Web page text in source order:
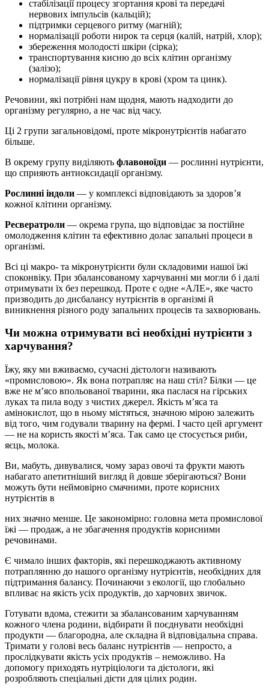
стабілізації процесу згортання крові та передачі
нервових імпульсів (кальцій);
підтримки серцевого ритму (магній);
нормалізації роботи нирок та серця (калій, натрій, хлор);
збереження молодості шкіри (сірка);
транспортування кисню до всіх клітин організму
(залізо);
нормалізації рівня цукру в крові (хром та цинк).
Речовини, які потрібні нам щодня, мають надходити до
організму регулярно, а не час від часу.
Ці 2 групи загальновідомі, проте мікронутрієнтів набагато
більше.
В окрему групу виділяють флавоноїди — рослинні нутрієнти,
що сприяють антиоксидації організму.
Рослинні індоли — у комплексі відповідають за здоров’я
кожної клітини організму.
Ресвератроли — окрема група, що відповідає за постійне
омолодження клітин та ефективно долає запальні процеси в
організмі.
Всі ці макро- та мікронутрієнти були складовими нашої їжі
споконвіку. При збалансованому харчуванні ми могли б і далі
отримувати їх без перешкод. Проте є одне «АЛЕ», яке часто
призводить до дисбалансу нутрієнтів в організмі й
виникнення різного роду запальних процесів та захворювань.
Чи можна отримувати всі необхідні нутрієнти з
харчування?
Їжу, яку ми вживаємо, сучасні дієтологи називають
«промисловою». Як вона потрапляє на наш стіл? Білки — це
вже не м’ясо впольованої тварини, яка паслася на гірських
луках та пила воду з чистих джерел. Якість м’яса та
амінокислот, що в ньому містяться, значною мірою залежить
від того, чим годували тварину на фермі. І часто цей аргумент
— не на користь якості м’яса. Так само це стосується риби,
яєць, молока.
Ви, мабуть, дивувалися, чому зараз овочі та фрукти мають
набагато апетитніший вигляд й довше зберігаються? Вони
можуть бути неймовірно смачними, проте корисних
нутрієнтів в
них значно менше. Це закономірно: головна мета промислової
їжі — продаж, а не збагачення продуктів корисними
речовинами.
Є чимало інших факторів, які перешкоджають активному
потраплянню до нашого організму нутрієнтів, необхідних для
підтримання балансу. Починаючи з екології, що глобально
впливає на якість усіх продуктів, до харчових звичок.
Готувати вдома, стежити за збалансованим харчуванням
кожного члена родини, відбирати й поєднувати необхідні
продукти — благородна, але складна й відповідальна справа.
Тримати у голові весь баланс нутрієнтів — непросто, а
прослідкувати якість усіх продуктів – неможливо. На
допомогу приходять нутріціологи та дієтологи, які
розробляють спеціальні дієти для цілих родин.